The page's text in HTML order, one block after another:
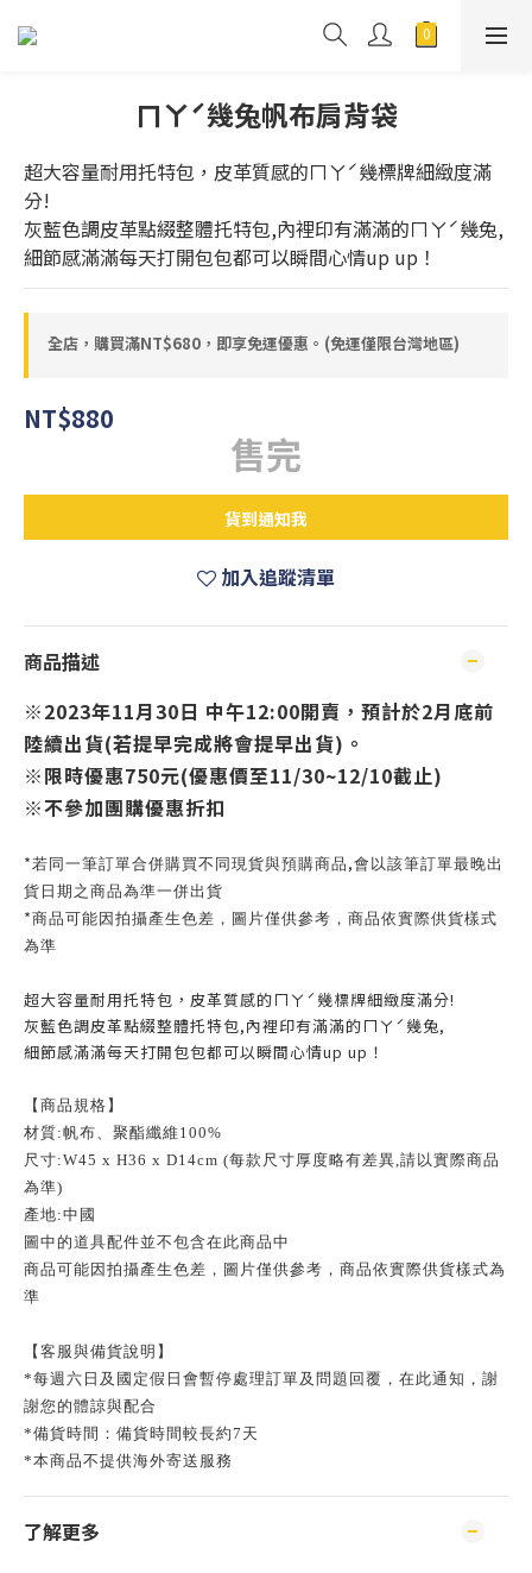
ㄇㄚˊ幾兔帆布肩背袋
超大容量耐用托特包，皮革質感的ㄇㄚˊ幾標牌細緻度滿
分!
灰藍色調皮革點綴整體托特包,內裡印有滿滿的ㄇㄚˊ幾兔,
細節感滿滿每天打開包包都可以瞬間心情up up！
全店，購買滿NT$680，即享免運優惠。(免運僅限台灣地區)
NT$880
售完
貨到通知我
加入追蹤清單
商品描述
※2023年11月30日 中午12:00開賣，預計於2月底前
陸續出貨(若提早完成將會提早出貨)。
※限時優惠750元(優惠價至11/30~12/10截止)
※不參加團購優惠折扣
*若同一筆訂單合併購買不同現貨與預購商品 ,會以該筆訂單最晚出
貨日期之商品為準一併出貨
*商品可能因拍攝產生色差，圖片僅供參考，商品依實際供貨樣式
為準
超大容量耐用托特包，皮革質感的ㄇㄚˊ幾標牌細緻度滿分!
灰藍色調皮革點綴整體托特包,內裡印有滿滿的ㄇㄚˊ幾兔,
細節感滿滿每天打開包包都可以瞬間心情up up！
【商品規格】
材質:帆布、聚酯纖維100%
尺寸:W45 x H36 x D14cm (每款尺寸厚度略有差異,請以實際商品
為準)
產地:中國
圖中的道具配件並不包含在此商品中
商品可能因拍攝產生色差，圖片僅供參考，商品依實際供貨樣式為
準
【客服與備貨說明】
*每週六日及國定假日會暫停處理訂單及問題回覆，在此通知，謝
謝您的體諒與配合
*備貨時間：備貨時間較長約7天
*本商品不提供海外寄送服務
了解更多